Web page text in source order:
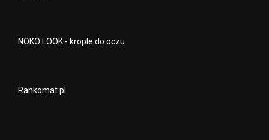
NOKO LOOK - krople do oczu
Rankomat.pl